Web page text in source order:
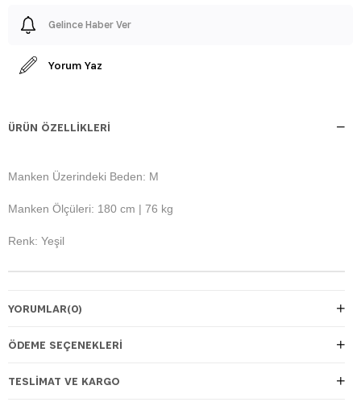
Gelince Haber Ver
Yorum Yaz
ÜRÜN ÖZELLIKLERI
Manken Üzerindeki Beden: M
Manken Ölçüleri: 180 cm | 76 kg
Renk: Yeşil
YORUMLAR(0)
ÖDEME SEÇENEKLERI
TESLIMAT VE KARGO